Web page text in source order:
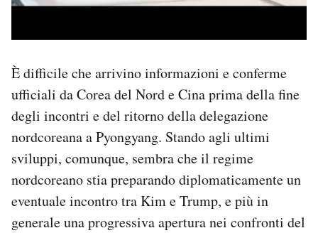
È difficile che arrivino informazioni e conferme
ufficiali da Corea del Nord e Cina prima della fine
degli incontri e del ritorno della delegazione
nordcoreana a Pyongyang. Stando agli ultimi
sviluppi, comunque, sembra che il regime
nordcoreano stia preparando diplomaticamente un
eventuale incontro tra Kim e Trump, e più in
generale una progressiva apertura nei confronti del